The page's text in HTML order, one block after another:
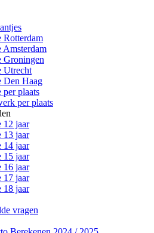
Rotterdam
Amsterdam
Groningen
Utrecht
Den Haag
per plaats
per plaats
12 jaar
13 jaar
14 jaar
15 jaar
16 jaar
17 jaar
18 jaar
vragen